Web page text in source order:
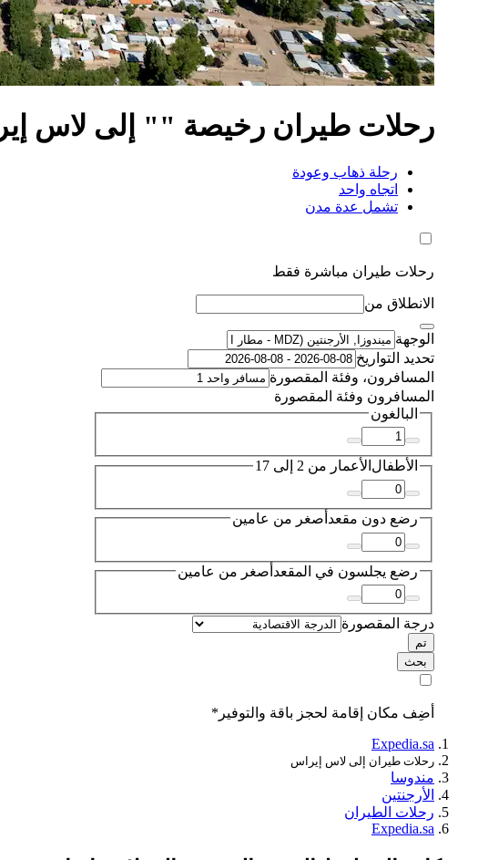
رحلات طيران رخيصة "" إلى لاس
رحلة ذهاب وعودة
اتجاه واحد
تشمل عدة مدن
رحلات طيران مباشرة فقط
الانطلاق من
الوجهة
تحديد التواريخ
المسافرون، وفئة المقصورة
المسافرون وفئة المقصورة
البالغون
الأطفال الأعمار من 2 إلى 17
رضع دون مقعد أصغر من عامين
رضع يجلسون في المقعد أصغر من عامين
درجة المقصورة
تم
بحث
أضِف مكان إقامة لحجز باقة والتوفير*
Expedia.sa
رحلات طيران إلى لاس إيراس
مندوسا
الأرجنتين
رحلات الطيران
Expedia.sa